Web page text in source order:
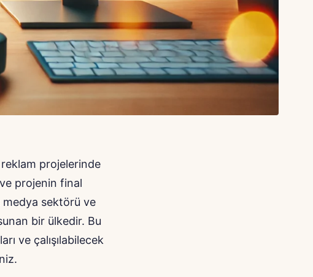
projelerinde
projenin final
sektörü ve
bir ülkedir. Bu
ve çalışılabilecek